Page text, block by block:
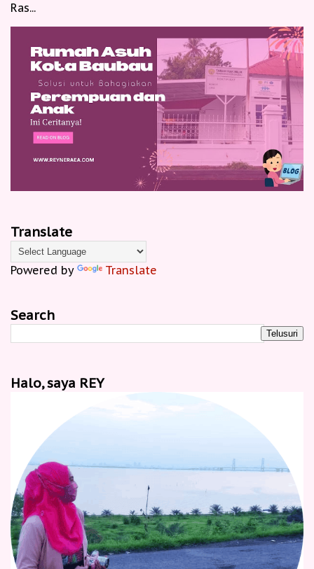
Ras...
Translate
Powered by Translate
Search
Halo, saya REY